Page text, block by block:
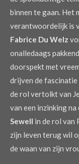
binnen te gaan. Het
verantwoordelijk is
Fabrice Du Welz
onalledaags
doorspekt met
drijven de
de rol vertolkt van
van een inzinking na
Sewell in de rol van
zijn leven terug wil
de waan van zijn